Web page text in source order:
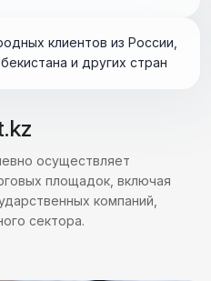
клиентов из России,
и других стран
осуществляет
площадок, включая
компаний,
сектора.